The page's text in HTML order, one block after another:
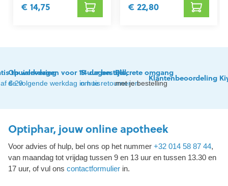
€ 14,75 € 22,80
thuislevering
€ 29
Op werkdagen voor 15 uur besteld,
de volgende werkdag in huis
14 dagen tijd
om te retourneren
Discrete omgang
met je bestelling
Klantenbeoordeling
Optiphar, jouw online apotheek
Voor advies of hulp, bel ons op het nummer +32 014 58 87 44,
van maandag tot vrijdag tussen 9 en 13 uur en tussen 13.30 en
17 uur, of vul ons contactformulier in.